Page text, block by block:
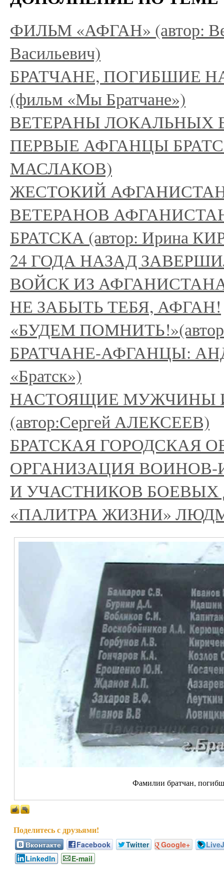
ФИЛЬМ «АФГАН» (автор:
Васильевич)
БРАТЧАНЕ, ПОГИБШИЕ
(фильм «Мы Братчане»)
ВЕТЕРАНЫ ЛОКАЛЬНЫХ
ПЕРВЫЕ АФГАНЦЫ
МАСЛАКОВ)
ЖЕСТОКИЙ АФГАНИСТАН
ВЕТЕРАНОВ
БРАТСКА (автор: Ирина
24 ГОДА НАЗАД
ВОЙСК ИЗ
НЕ ЗАБЫТЬ ТЕБЯ, АФГАН!
«БУДЕМ
БРАТЧАНЕ-АФГАНЦЫ:
«Братск»)
НАСТОЯЩИЕ МУЖЧИНЫ
(автор:Сергей АЛЕКСЕЕВ)
БРАТСКАЯ ГОРОДСКАЯ
ОРГАНИЗАЦИЯ
И УЧАСТНИКОВ
«ПАЛИТРА ЖИЗНИ»
Фамилии братчан,
Вконтакте Facebook Twitter Google+
LinkedIn
E-mail